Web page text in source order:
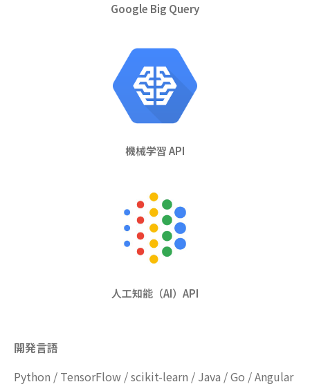
Google Big Query
機械学習 API
人工知能（AI）API
開発言語
Python / TensorFlow / scikit-learn / Java / Go / Angular